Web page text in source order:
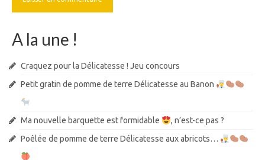
A la une !
Craquez pour la Délicatesse ! Jeu concours
Petit gratin de pomme de terre Délicatesse au Banon
Ma nouvelle barquette est formidable
, n’est-ce pas ?
Poêlée de pomme de terre Délicatesse aux abricots…